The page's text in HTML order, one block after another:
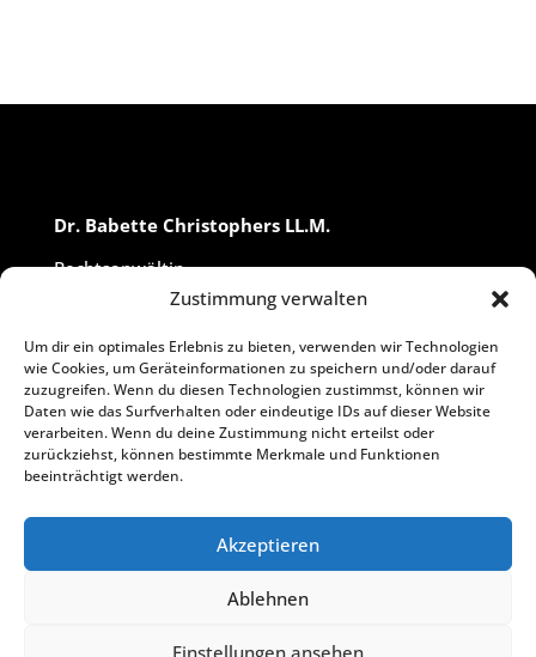
Zustimmung verwalten
Um dir ein optimales Erlebnis zu bieten, verwenden wir Technologien
wie Cookies, um Geräteinformationen zu speichern und/oder darauf
zuzugreifen. Wenn du diesen Technologien zustimmst, können wir
Daten wie das Surfverhalten oder eindeutige IDs auf dieser Website
verarbeiten. Wenn du deine Zustimmung nicht erteilst oder
zurückziehst, können bestimmte Merkmale und Funktionen
beeinträchtigt werden.
Akzeptieren
Ablehnen
Einstellungen ansehen
Dr. Babette Christophers LL.M.
Rechtsanwältin
Fachanwältin für Medizinrecht
Wirtschaftsmediatorin
Salzstraße 59
48143 Münster
T0251.91587830
E christophers@aesculaw.de